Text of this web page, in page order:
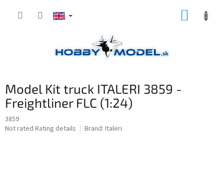
Model Kit truck ITALERI 3859 -
Freightliner FLC (1:24)
3859
The
Not rated Rating details Brand: Italeri